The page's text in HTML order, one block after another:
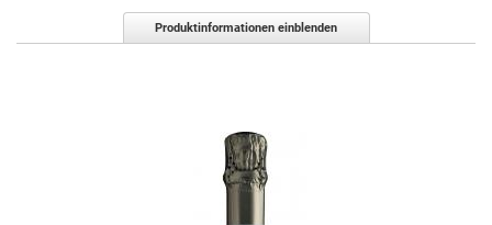
Produktinformationen einblenden